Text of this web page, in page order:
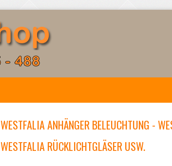
WESTFALIA ANHÄNGER BELEUCHTUNG -
WESTFALIA RÜCKLICHTGLÄSER USW.